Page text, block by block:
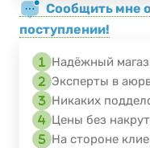
Сообщить мне
поступлении!
Надёжный
Эксперты в
Никаких
Цены без
На стороне